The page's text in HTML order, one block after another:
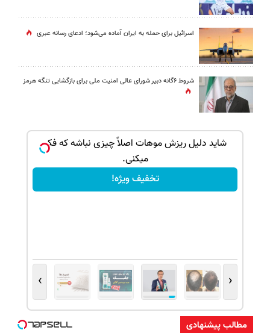
اسرائیل برای حمله به ایران آماده می‌شود؛ ادعای رسانه عبری
شروط ۶گانه دبیر شورای عالی امنیت ملی برای بازگشایی تنگه هرمز
شاید دلیل ریزش موهات اصلاً چیزی نباشه که فکر
میکنی.
تخفیف ویژه!
‹
›
مطالب پیشنهادی